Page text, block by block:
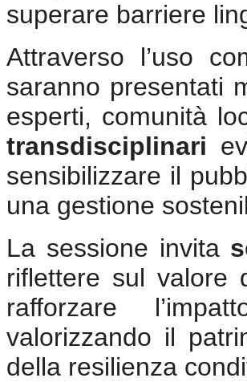
superare barriere
Attraverso l’uso
saranno presentati
esperti, comunità
transdisciplinari
sensibilizzare il
una gestione
La sessione invita
riflettere sul valore
rafforzare
valorizzando il
della resilienza